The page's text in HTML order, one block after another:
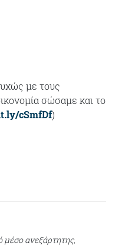
με τους
σώσαμε και τo
cSmfDf)
μέσο ανεξάρτητης,